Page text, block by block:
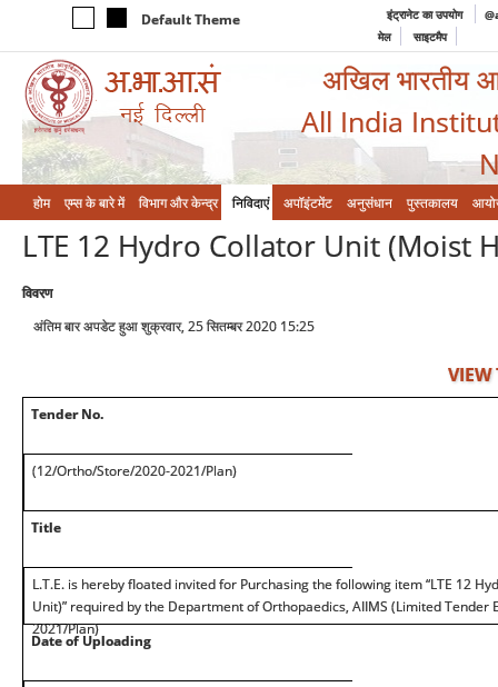
Default Theme इंट्रानेट का उपयोग
मेल
साइटमैप
अखिल भारतीय
All India
होम एम्‍स के बारे में विभाग और केन्‍द्र निविदाएं अपॉइंटमेंट अनुसंधान पुस्तकालय
LTE 12 Hydro Collator Unit (Moist
विवरण
अंतिम बार अपडेट हुआ शुक्रवार, 25 सितम्बर 2020 15:25
VIEW
Tender No.
(12/Ortho/Store/2020-2021/Plan)
Title
L.T.E. is hereby floated invited for Purchasing the following item “LTE 12
Unit)” required by the Department of Orthopaedics, AIIMS (Limited
2021/Plan)
Date of Uploading